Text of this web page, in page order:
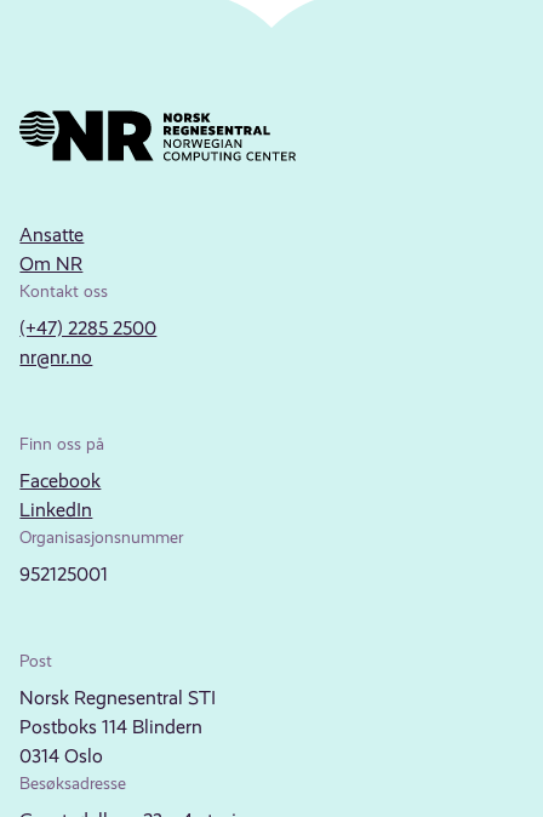
Ansatte
Om NR
Kontakt oss
(+47) 2285 2500
nr@nr.no
Finn oss på
Facebook
LinkedIn
Organisasjonsnummer
952125001
Post
Norsk Regnesentral STI
Postboks 114 Blindern
0314 Oslo
Besøksadresse